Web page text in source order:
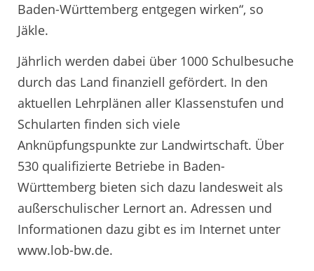
Baden-Württemberg entgegen wirken“, so
Jäkle.
Jährlich werden dabei über 1000 Schulbesuche
durch das Land finanziell gefördert. In den
aktuellen Lehrplänen aller Klassenstufen und
Schularten finden sich viele
Anknüpfungspunkte zur Landwirtschaft. Über
530 qualifizierte Betriebe in Baden-
Württemberg bieten sich dazu landesweit als
außerschulischer Lernort an. Adressen und
Informationen dazu gibt es im Internet unter
www.lob-bw.de.